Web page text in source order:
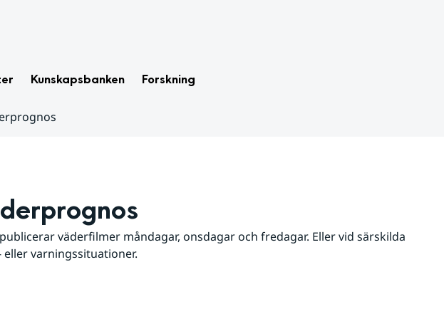
Kunskapsbanken Forskning
väderfilmer måndagar, onsdagar och fredagar. Eller vid särskilda
eller varningssituationer.